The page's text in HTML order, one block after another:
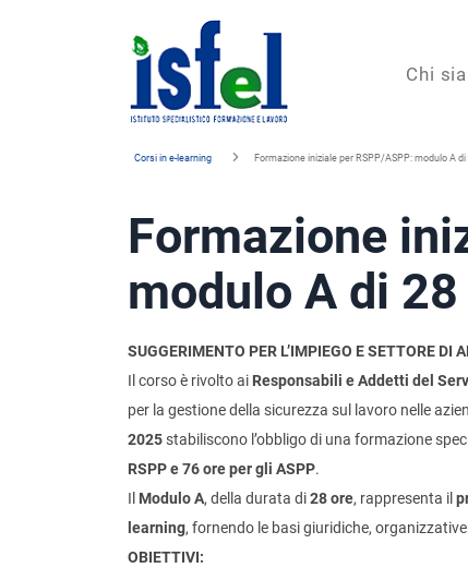
Istituto
formazione
e
lavoro
Chi
Corsi in e-learning Formazione iniziale per RSPP/ASPP: modulo A di
Formazione
modulo A di
SUGGERIMENTO PER L’IMPIEGO E SETTORE DI
Il corso è rivolto ai Responsabili e Addetti del
per la gestione della sicurezza sul lavoro nelle
2025 stabiliscono l’obbligo di una formazione
RSPP e 76 ore per gli ASPP.
Il Modulo A, della durata di28 ore, rappresenta il
learning, fornendo le basi giuridiche,
OBIETTIVI: